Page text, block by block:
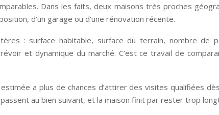
Dans les faits, deux maisons très proches
d’un garage ou d’une rénovation récente.
: surface habitable, surface du terrain, nombre de
et dynamique du marché. C’est ce travail de
a plus de chances d’attirer des visites qualifiées
au bien suivant, et la maison finit par rester trop